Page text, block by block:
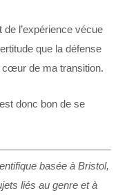
de l’expérience vécue
que la défense
cœur de ma transition.
donc bon de se
basée à Bristol,
liés au genre et à